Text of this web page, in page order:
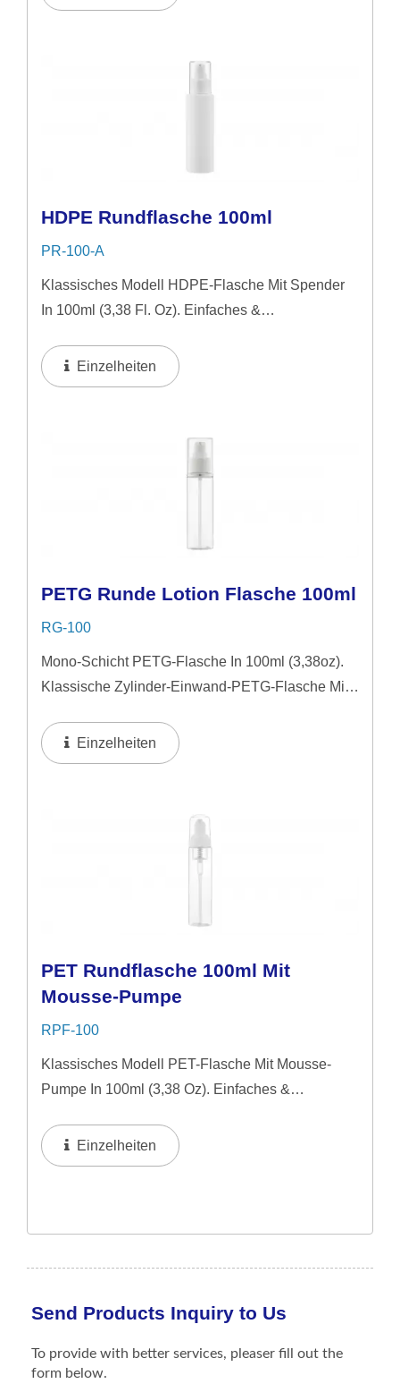
Edle Aussehen Von Glas, Bleibt Dabei...
HDPE Rundflasche 100ml
PR-100-A
Klassisches Modell HDPE-Flasche Mit Spender
In 100ml (3,38 Fl. Oz). Einfaches &
Hautpflegeprodukte. Anwendung In Flüssiger
Form, Lotion & Gel Empfohlen.
Einzelheiten
PETG Runde Lotion Flasche 100ml
RG-100
Mono-Schicht PETG-Flasche In 100ml (3,38oz).
Klassische Zylinder-Einwand-PETG-Flasche Mit
Ausgezeichnete Wahl Für Geschenksets,
Gesichtsseren, Augenseren...
Einzelheiten
PET Rundflasche 100ml Mit
Mousse-Pumpe
RPF-100
Klassisches Modell PET-Flasche Mit Mousse-
Pumpe In 100ml (3,38 Oz). Einfaches &
Hautpflegeprodukte.
Einzelheiten